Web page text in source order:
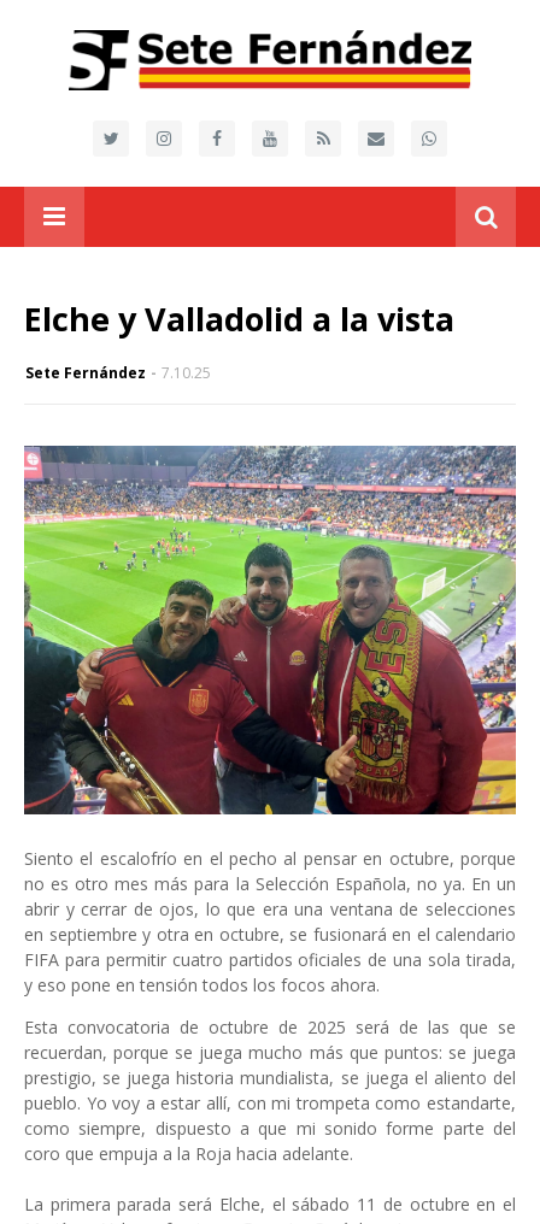
Elche y Valladolid a la vista
Sete Fernández 7.10.25
Siento el escalofrío en el pecho al pensar en octubre, porque
no es otro mes más para la Selección Española, no ya. En un
abrir y cerrar de ojos, lo que era una ventana de selecciones
en septiembre y otra en octubre, se fusionará en el calendario
FIFA para permitir cuatro partidos oficiales de una sola tirada,
y eso pone en tensión todos los focos ahora.
Esta convocatoria de octubre de 2025 será de las que se
recuerdan, porque se juega mucho más que puntos: se juega
prestigio, se juega historia mundialista, se juega el aliento del
pueblo. Yo voy a estar allí, con mi trompeta como estandarte,
como siempre, dispuesto a que mi sonido forme parte del
coro que empuja a la Roja hacia adelante.
La primera parada será Elche, el sábado 11 de octubre en el